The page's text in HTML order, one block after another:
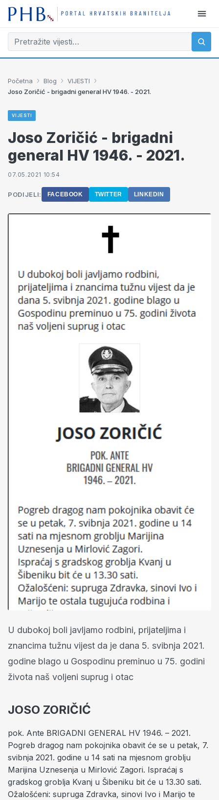
Početna › Blog › VIJESTI ›
Joso Zoričić - brigadni general HV 1946. - 2021.
VIJESTI
Joso Zoričić - brigadni
general HV 1946. - 2021.
07.05.2021 10:54
PODIJELI: FACEBOOK TWITTER LINKEDIN
U dubokoj boli javljamo rodbini, prijateljima i
znancima tužnu vijest da je dana 5. svibnja 2021.
godine blago u Gospodinu preminuo u 75. godini
života naš voljeni suprug i otac
JOSO ZORIČIĆ
pok. Ante BRIGADNI GENERAL HV 1946. – 2021.
Pogreb dragog nam pokojnika obavit će se u petak, 7.
svibnja 2021. godine u 14 sati na mjesnom groblju
Marijina Uznesenja u Mirlović Zagori. Ispraćaj s
gradskog groblja Kvanj u Šibeniku bit će u 13.30 sati.
Ožalošćeni: supruga Zdravka, sinovi Ivo i Marijo te